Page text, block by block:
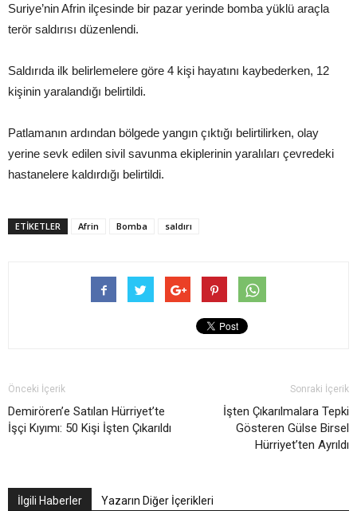
Suriye’nin Afrin ilçesinde bir pazar yerinde bomba yüklü araçla
terör saldırısı düzenlendi.
Saldırıda ilk belirlemelere göre 4 kişi hayatını kaybederken, 12
kişinin yaralandığı belirtildi.
Patlamanın ardından bölgede yangın çıktığı belirtilirken, olay
yerine sevk edilen sivil savunma ekiplerinin yaralıları çevredeki
hastanelere kaldırdığı belirtildi.
ETIKETLER Afrin Bomba saldırı
Önceki İçerik
Demirören’e Satılan Hürriyet’te
İşçi Kıyımı: 50 Kişi İşten Çıkarıldı
Sonraki İçerik
İşten Çıkarılmalara Tepki
Gösteren Gülse Birsel
Hürriyet’ten Ayrıldı
İlgili Haberler Yazarın Diğer İçerikleri